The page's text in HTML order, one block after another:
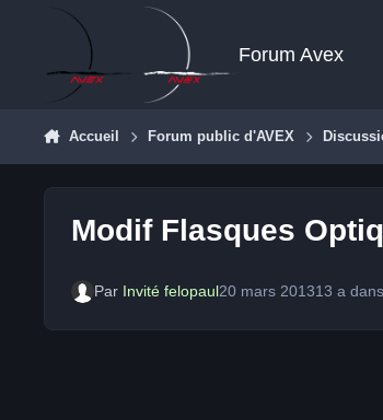
Aller au contenu
Forum Avex
Accueil Forum public d'AVEX
Modif Flasques
Par Invité felopaul20 mars 201313 adans